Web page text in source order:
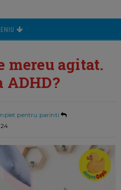
mereu agitat.
ADHD?
pentru parinti